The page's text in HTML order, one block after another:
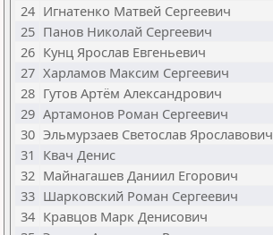
24 Игнатенко Матвей Сергеевич
25 Панов Николай Сергеевич
26 Кунц Ярослав Евгеньевич
27 Харламов Максим Сергеевич
28 Гутов Артём Александрович
29 Артамонов Роман Сергеевич
30 Эльмурзаев Светослав Ярославович
31 Квач Денис
32 Майнагашев Даниил Егорович
33 Шарковский Роман Сергеевич
34 Кравцов Марк Денисович